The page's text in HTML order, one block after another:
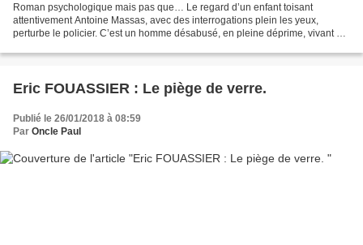
Roman psychologique mais pas que… Le regard d’un enfant toisant
attentivement Antoine Massas, avec des interrogations plein les yeux,
perturbe le policier. C’est un homme désabusé, en pleine déprime, vivant en
Eric FOUASSIER : Le piège de verre.
Publié le 26/01/2018 à 08:59
Par Oncle Paul